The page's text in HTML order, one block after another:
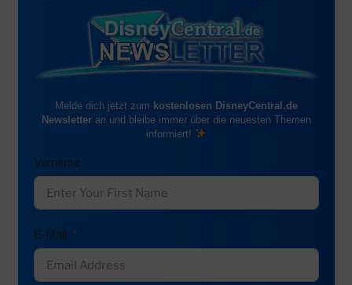
Melde dich jetzt zum kostenlosen DisneyCentral.de
Newsletteran und bleibe immer über die neuesten Themen
informiert!
Vorname
E-Mail